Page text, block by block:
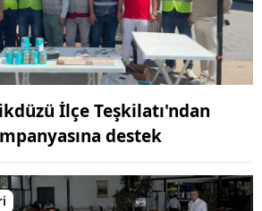
İlçe Teşkilatı'ndan
destek